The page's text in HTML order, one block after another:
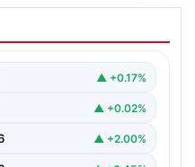
kritik bildiri: Dikkat
vurgusu
▲ +0.17%
▲ +0.02%
▲ +2.00%